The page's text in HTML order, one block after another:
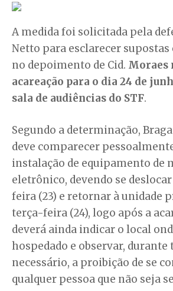
A medida foi solicitada pela
Netto para esclarecer
no depoimento de Cid. Moraes
acareação para o dia 24 de
sala de audiências do STF.
Segundo a determinação,
deve comparecer
instalação de equipamento de
eletrônico, devendo se
feira (23) e retornar à unidade
terça-feira (24), logo após a
deverá ainda indicar o local
hospedado e observar, durante
necessário, a proibição de se
qualquer pessoa que não seja